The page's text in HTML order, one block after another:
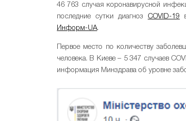
46 763 случая коронавирусной
последние сутки диагноз COVID-19
Информ-UA.
Первое место по количеству
человека. В Киеве – 5 347 случаев
информация Минздрава об уровне